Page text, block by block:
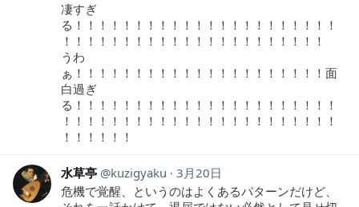
凄すぎ
る！！！！！！！！！！！！！！！！！！！！！！
！！！！！！！！！！！！！！！！！！！！！！
うわ
ぁ！！！！！！！！！！！！！！！！！！！！！面
白過ぎ
る！！！！！！！！！！！！！！！！！！！！！！
！！！！！！！！！！！！！！！！！！！！！！！
！！！！！！
水草亭 kuzigyaku
3月20日
危機で覚醒、というのはよくあるパターンだけど、